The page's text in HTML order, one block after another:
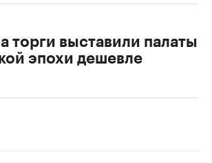
торги выставили палаты
эпохи дешевле